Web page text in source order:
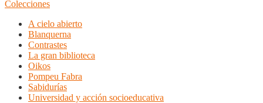
Colecciones
A cielo abierto
Blanquerna
Contrastes
La gran biblioteca
Oikos
Pompeu Fabra
Sabidurías
Universidad y acción socioeducativa